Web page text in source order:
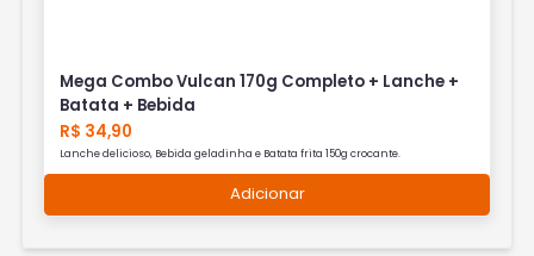
Mega Combo Vulcan 170g Completo + Lanche +
Batata + Bebida
R$ 34,90
Lanche delicioso, Bebida geladinha e Batata frita 150g crocante.
Adicionar